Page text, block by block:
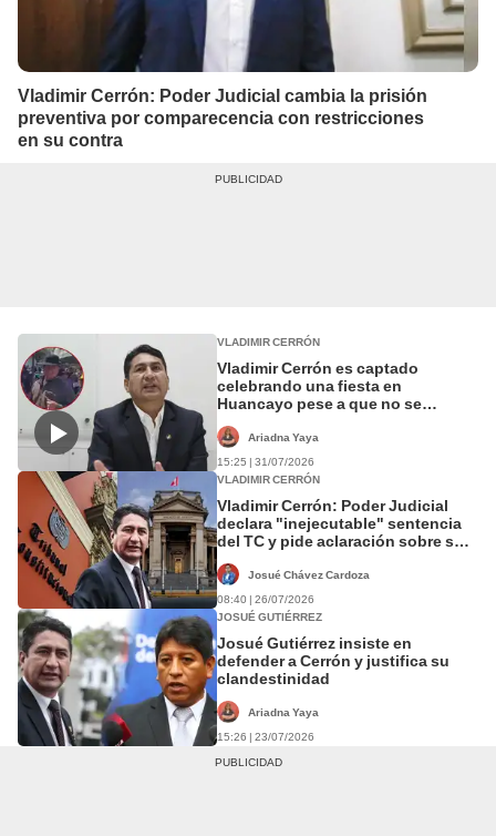
Vladimir Cerrón: Poder Judicial cambia la prisión
preventiva por comparecencia con restricciones
en su contra
VLADIMIR CERRÓN
Vladimir Cerrón es captado
celebrando una fiesta en
Huancayo pese a que no se
Ariadna Yaya
15:25 | 31/07/2026
VLADIMIR CERRÓN
Vladimir Cerrón: Poder Judicial
declara "inejecutable" sentencia
del TC y pide aclaración sobre su
Josué Chávez Cardoza
08:40 | 26/07/2026
JOSUÉ GUTIÉRREZ
Josué Gutiérrez insiste en
defender a Cerrón y justifica su
clandestinidad
Ariadna Yaya
15:26 | 23/07/2026